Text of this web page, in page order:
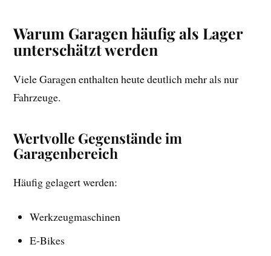
Warum Garagen häufig als Lager
unterschätzt werden
Viele Garagen enthalten heute deutlich mehr als nur
Fahrzeuge.
Wertvolle Gegenstände im
Garagenbereich
Häufig gelagert werden:
Werkzeugmaschinen
E-Bikes